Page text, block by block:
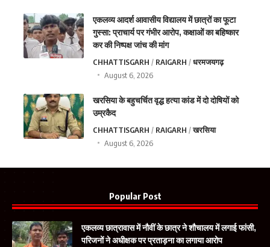
एकलव्य आदर्श आवासीय विद्यालय में छात्रों का फूटा
गुस्सा: प्राचार्य पर गंभीर आरोप, कक्षाओं का बहिष्कार
कर की निष्पक्ष जांच की मांग
CHHATTISGARH RAIGARH
धरमजयगढ़
August 6, 2026
खरसिया के बहुचर्चित वृद्ध हत्या कांड में दो दोषियों को
उम्रकैद
CHHATTISGARH RAIGARH
खरसिया
August 6, 2026
Popular Post
एकलव्य छात्रावास में नौवीं के छात्र ने शौचालय में लगाई फांसी,
परिजनों ने अधीक्षक पर प्रताड़ना का लगाया आरोप